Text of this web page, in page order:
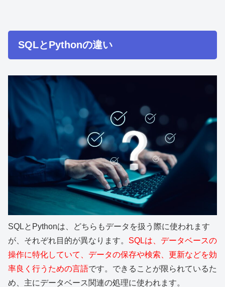
SQLとPythonの違い
SQLとPythonは、どちらもデータを扱う際に使われます
が、それぞれ目的が異なります。 SQLは、データベースの
操作に特化していて、データの保存や検索、更新などを効
率良く行うための言語です。できることが限られているた
め、主にデータベース関連の処理に使われます。